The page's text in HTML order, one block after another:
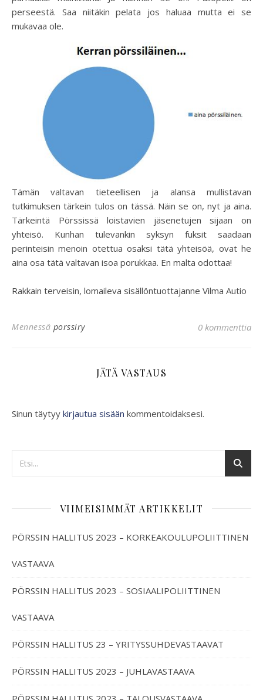
perseestä. Saa niitäkin pelata jos haluaa mutta ei se
mukavaa ole.
Tämän valtavan tieteellisen ja alansa mullistavan
tutkimuksen tärkein tulos on tässä. Näin se on, nyt ja aina.
Tärkeintä Pörssissä loistavien jäsenetujen sijaan on
yhteisö. Kunhan tulevankin syksyn fuksit saadaan
perinteisin menoin otettua osaksi tätä yhteisöä, ovat he
aina osa tätä valtavan isoa porukkaa. En malta odottaa!
Rakkain terveisin, lomaileva sisällöntuottajanne Vilma Autio
Mennessä porssiry 0 kommenttia
JÄTÄ VASTAUS
Sinun täytyy kirjautua sisään kommentoidaksesi.
VIIMEISIMMÄT ARTIKKELIT
PÖRSSIN HALLITUS 2023 – KORKEAKOULUPOLIITTINEN
VASTAAVA
PÖRSSIN HALLITUS 2023 – SOSIAALIPOLIITTINEN
VASTAAVA
PÖRSSIN HALLITUS 23 – YRITYSSUHDEVASTAAVAT
PÖRSSIN HALLITUS 2023 – JUHLAVASTAAVA